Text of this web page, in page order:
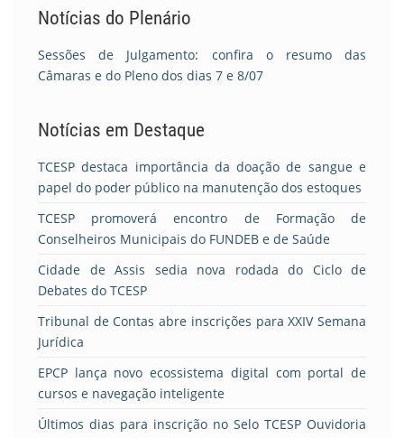
Notícias do Plenário
Sessões de Julgamento: confira o resumo das
Câmaras e do Pleno dos dias 7 e 8/07
Notícias em Destaque
TCESP destaca importância da doação de sangue e
papel do poder público na manutenção dos estoques
TCESP promoverá encontro de Formação de
Conselheiros Municipais do FUNDEB e de Saúde
Cidade de Assis sedia nova rodada do Ciclo de
Debates do TCESP
Tribunal de Contas abre inscrições para XXIV Semana
Jurídica
EPCP lança novo ecossistema digital com portal de
cursos e navegação inteligente
Últimos dias para inscrição no Selo TCESP Ouvidoria